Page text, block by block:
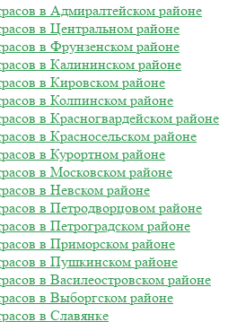
в Адмиралтейском районе
в Центральном районе
в Фрунзенском районе
в Калининском районе
в Кировском районе
в Колпинском районе
в Красногвардейском районе
в Красносельском районе
в Курортном районе
в Московском районе
в Невском районе
в Петродворцовом районе
в Петроградском районе
в Приморском районе
в Пушкинском районе
в Василеостровском районе
в Выборгском районе
в Славянке